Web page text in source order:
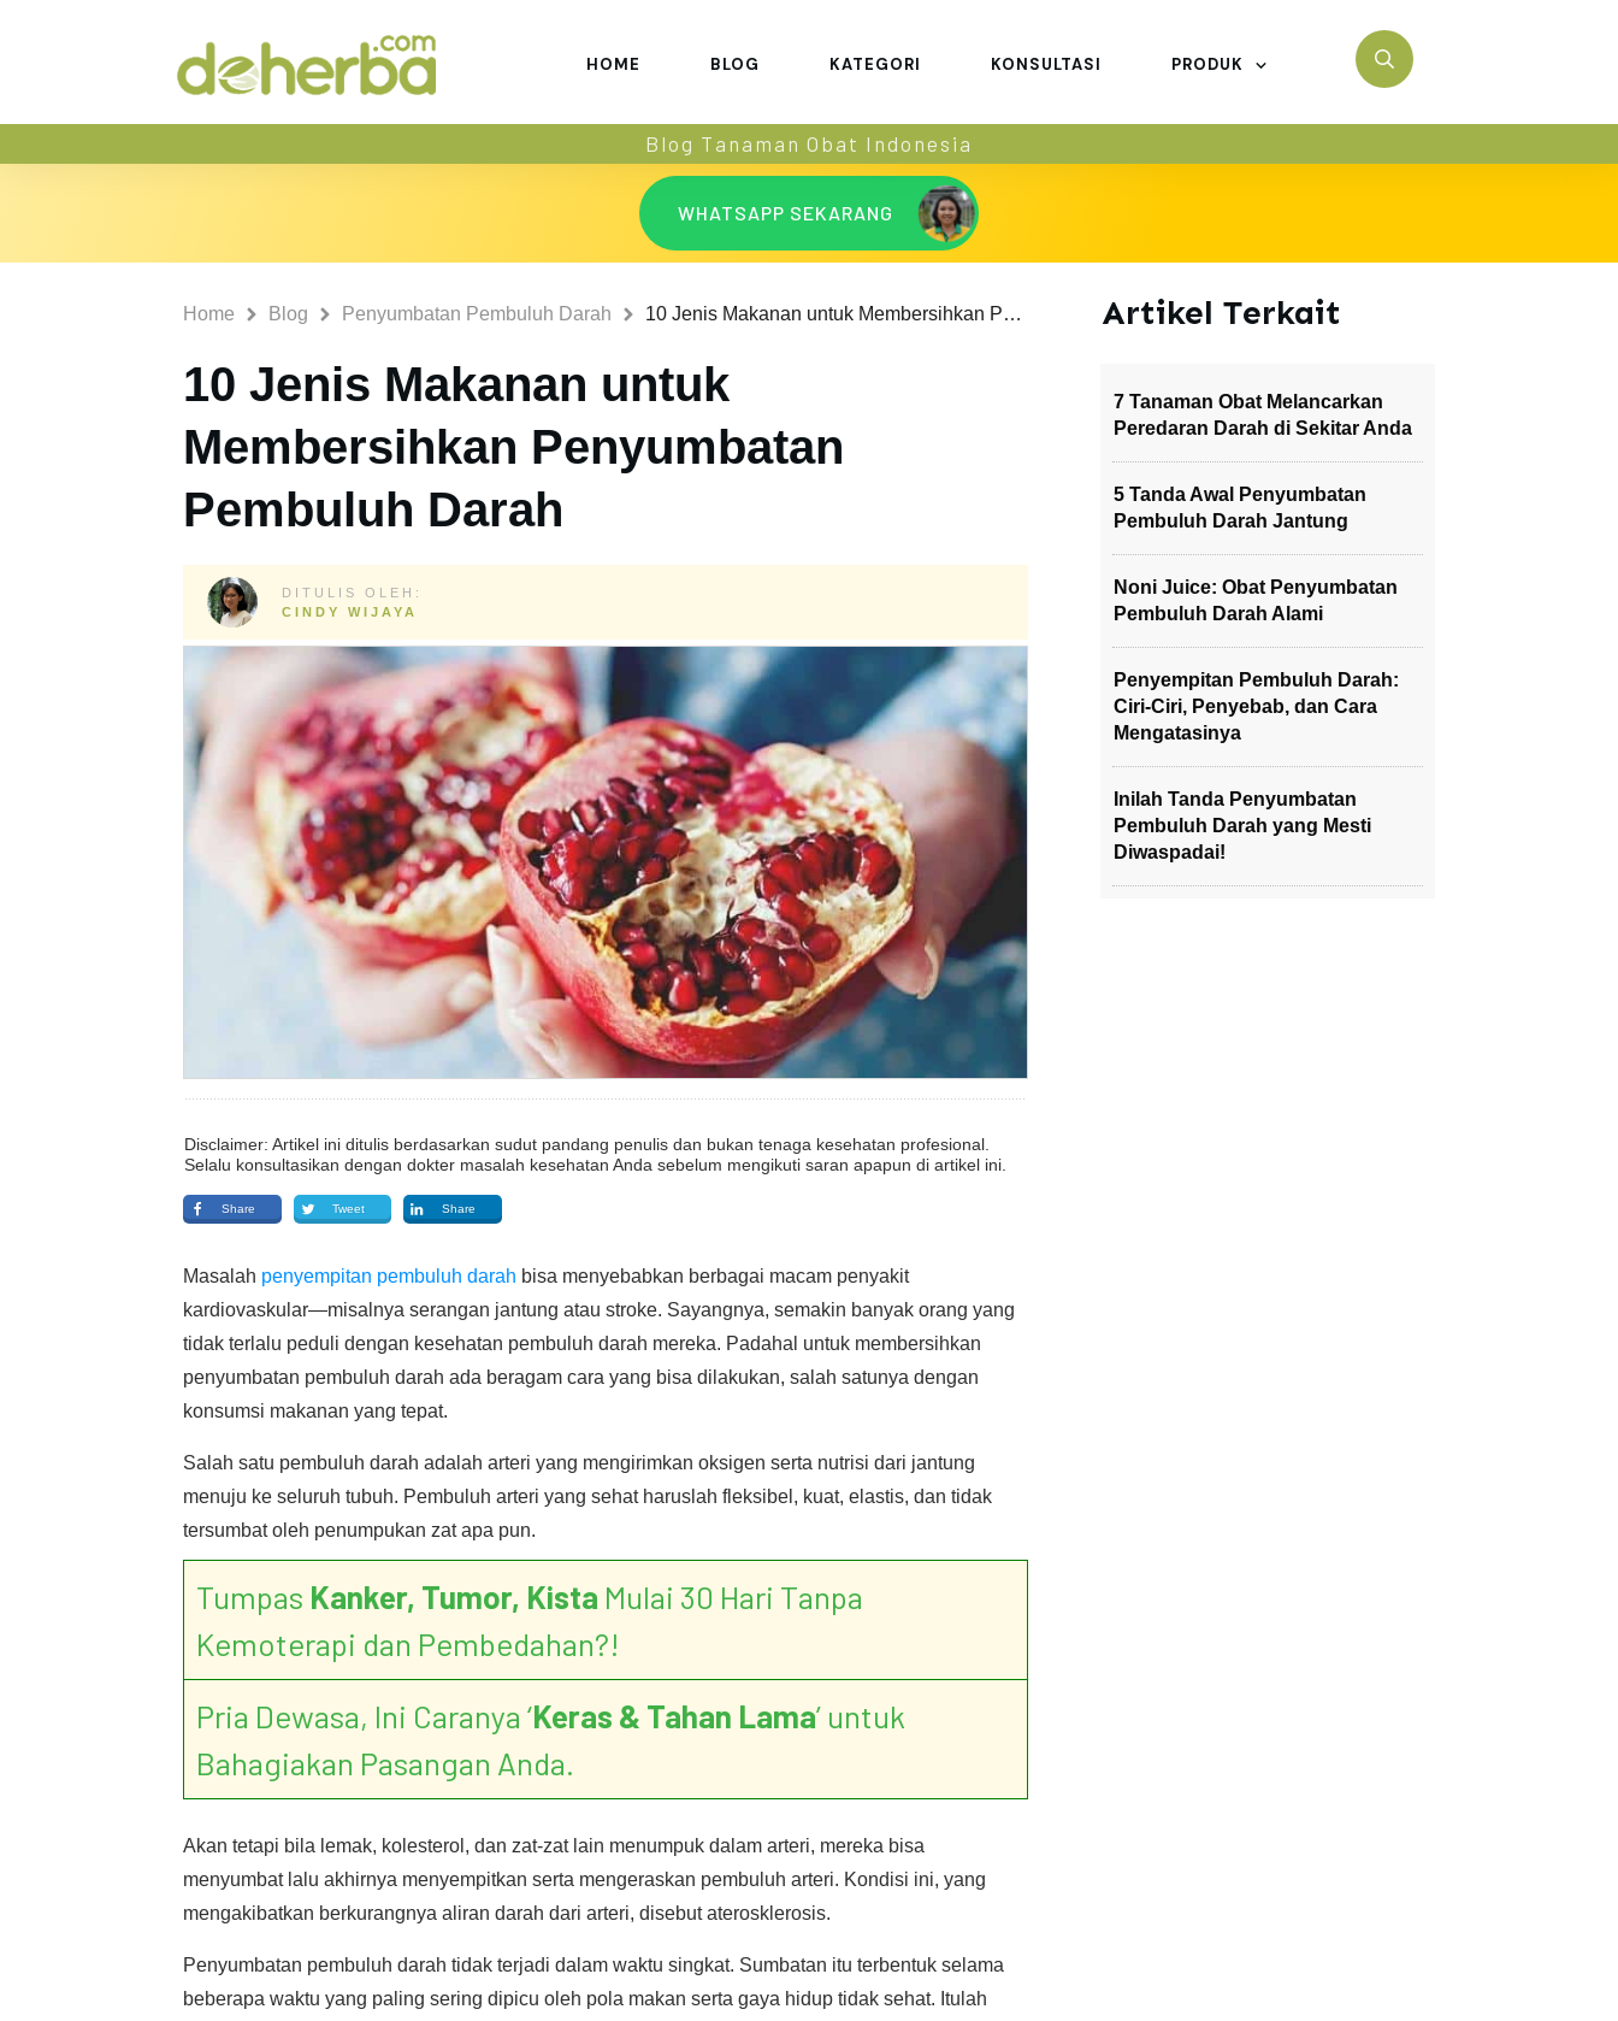
HOME BLOG KATEGORI KONSULTASI PRODUK
Blog Tanaman Obat Indonesia
WHATSAPP SEKARANG
Home Blog Penyumbatan Pembuluh Darah 10 Jenis Makanan untuk Membersihkan Penyumbatan Pembuluh Darah
10 Jenis Makanan untuk
Membersihkan Penyumbatan
Pembuluh Darah
DITULIS OLEH:
CINDY WIJAYA
Disclaimer: Artikel ini ditulis berdasarkan sudut pandang penulis dan bukan tenaga kesehatan profesional.
Selalu konsultasikan dengan dokter masalah kesehatan Anda sebelum mengikuti saran apapun di artikel ini.
Share Tweet Share
Masalah penyempitan pembuluh darah bisa menyebabkan berbagai macam penyakit
kardiovaskular—misalnya serangan jantung atau stroke. Sayangnya, semakin banyak orang yang
tidak terlalu peduli dengan kesehatan pembuluh darah mereka. Padahal untuk membersihkan
penyumbatan pembuluh darah ada beragam cara yang bisa dilakukan, salah satunya dengan
konsumsi makanan yang tepat.
Salah satu pembuluh darah adalah arteri yang mengirimkan oksigen serta nutrisi dari jantung
menuju ke seluruh tubuh. Pembuluh arteri yang sehat haruslah fleksibel, kuat, elastis, dan tidak
tersumbat oleh penumpukan zat apa pun.
Tumpas Kanker, Tumor, Kista Mulai 30 Hari Tanpa
Kemoterapi dan Pembedahan?!
Pria Dewasa, Ini Caranya ‘Keras & Tahan Lama’ untuk
Bahagiakan Pasangan Anda.
Akan tetapi bila lemak, kolesterol, dan zat-zat lain menumpuk dalam arteri, mereka bisa
menyumbat lalu akhirnya menyempitkan serta mengeraskan pembuluh arteri. Kondisi ini, yang
mengakibatkan berkurangnya aliran darah dari arteri, disebut aterosklerosis.
Penyumbatan pembuluh darah tidak terjadi dalam waktu singkat. Sumbatan itu terbentuk selama
beberapa waktu yang paling sering dipicu oleh pola makan serta gaya hidup tidak sehat. Itulah
Artikel Terkait
7 Tanaman Obat Melancarkan
Peredaran Darah di Sekitar Anda
5 Tanda Awal Penyumbatan
Pembuluh Darah Jantung
Noni Juice: Obat Penyumbatan
Pembuluh Darah Alami
Penyempitan Pembuluh Darah:
Ciri-Ciri, Penyebab, dan Cara
Mengatasinya
Inilah Tanda Penyumbatan
Pembuluh Darah yang Mesti
Diwaspadai!